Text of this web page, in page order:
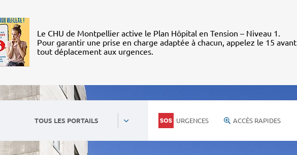
Le CHU de Montpellier active le Plan Hôpital en Tension – Niveau 1.
Pour garantir une prise en charge adaptée à chacun, appelez le 15 avant
tout déplacement aux urgences.
TOUS LES PORTAILS URGENCES ACCÈS RAPIDES